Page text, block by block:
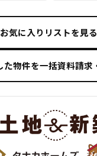
お気に入りリストを見る